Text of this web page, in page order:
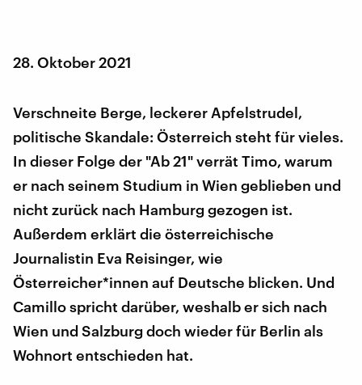
28. Oktober 2021
Verschneite Berge, leckerer Apfelstrudel,
politische Skandale: Österreich steht für vieles.
In dieser Folge der "Ab 21" verrät Timo, warum
er nach seinem Studium in Wien geblieben und
nicht zurück nach Hamburg gezogen ist.
Außerdem erklärt die österreichische
Journalistin Eva Reisinger, wie
Österreicher*innen auf Deutsche blicken. Und
Camillo spricht darüber, weshalb er sich nach
Wien und Salzburg doch wieder für Berlin als
Wohnort entschieden hat.